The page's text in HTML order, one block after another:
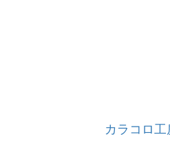
豊龍寺開基
安部吉弘コ
カラコロ